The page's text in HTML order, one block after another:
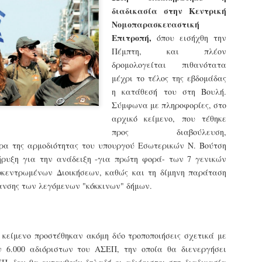
διαδικασία στην Κεντρική
Νομοπαρασκευαστική
Επιτροπή, όπου εισήχθη την
Πέμπτη, και πλέον
δρομολογείται πιθανότατα
μέχρι το τέλος της εβδομάδας
η κατάθεσή του στη Βουλή.
Σύμφωνα με πληροφορίες, στο
αρχικό κείμενο, που τέθηκε
προς διαβούλευση,
της αρμοδιότητας του υπουργού Εσωτερικών Ν. Βούτση
για την ανάδειξη -για πρώτη φορά- των 7 γενικών
Διοικήσεων, καθώς και τη δίμηνη παράταση
των λεγόμενων "κόκκινων" δήμων.
προστέθηκαν ακόμη δύο τροποποιήσεις σχετικά με
6.000 αδιόριστων του ΑΣΕΠ, την οποία θα διενεργήσει
εκπαιδευμένους
ήδη ολοκληρώσει την
είναι έτοιμοι να
Στο πλαίσιο της
ολοκαίνουργια
τις περιπολίες και τις
στελεχών της υπηρεσίας.
JUN
Απολογισμός των
ελέγχων σε ιδιοκτήτες
JUN
Δημοτική Αστυνομία
Θεσσαλονίκης: Ένταση